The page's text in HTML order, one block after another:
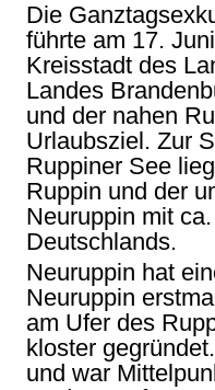
Die
führte am 17.
Kreisstadt des
Landes
und der nahen
Urlaubsziel. Zur
Ruppiner See
Ruppin und der
Neuruppin mit
Deutschlands.
Neuruppin hat
Neuruppin
am Ufer des
kloster
und war